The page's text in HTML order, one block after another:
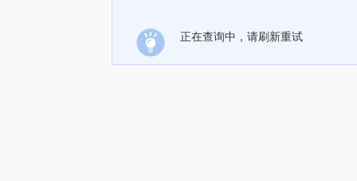
正在查询中，请刷新重试